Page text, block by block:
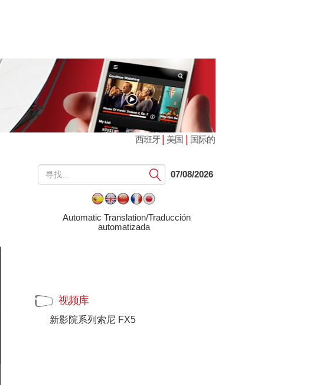
西班牙| 美国 | 国际的
提
交
07/08/2026
Automatic Translation/Traducción
automatizada
视频库
新影院系列索尼 FX5